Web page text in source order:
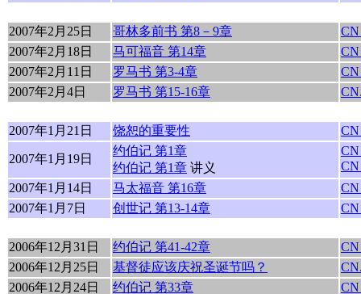
2007年2月25日 哥林多前书 第8－9章
2007年2月18日
马可福音 第14章
2007年2月11日
罗马书 第3-4章
2007年2月4日
罗马书 第15-16章
2007年1月21日 饶恕的重要性
2007年1月19日
约伯记 第1章
约伯记 第1章 讲义
2007年1月14日
马太福音 第16章
2007年1月7日
创世记 第13-14章
2006年12月31日 约伯记 第41-42章
2006年12月25日
基督徒应该庆祝圣诞节吗？
2006年12月24日
约伯记 第33章